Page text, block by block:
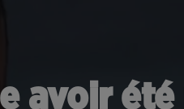
avoir été